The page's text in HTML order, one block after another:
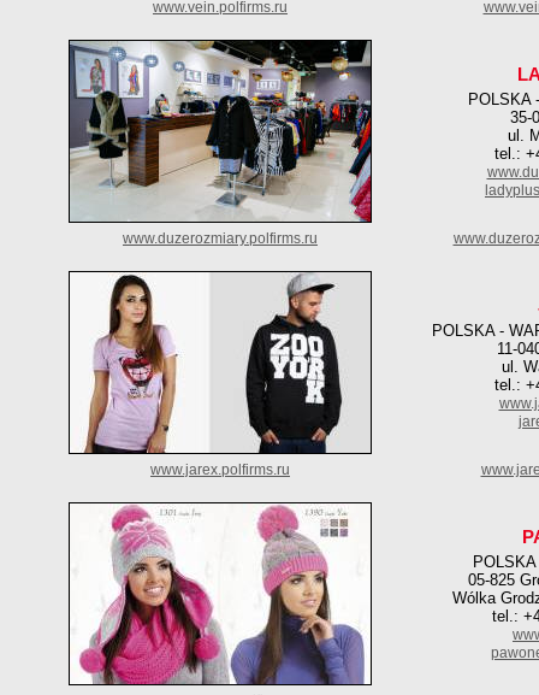
www.vein.polfirms.ru
POLSKA
35-
ul.
tel.:
www.duzerozmiary.polfirms.ru
POLSKA -
11-
ul.
tel.:
www.jarex.polfirms.ru
05-825
Wólka
tel.: